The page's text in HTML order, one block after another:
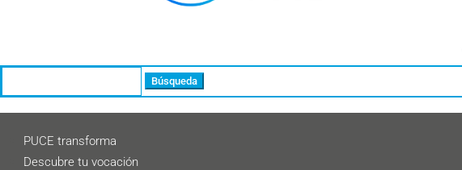
PUCE transforma
Descubre tu vocación